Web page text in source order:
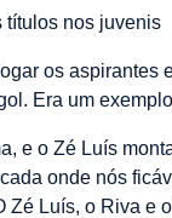
títulos nos juvenis
os aspirantes
Era um
e o Zé Luís
onde nós
Zé Luís, o Riva e